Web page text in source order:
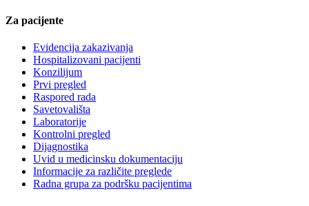
Za pacijente
Evidencija zakazivanja
Hospitalizovani pacijenti
Konzilijum
Prvi pregled
Raspored rada
Savetovališta
Laboratorije
Kontrolni pregled
Dijagnostika
Uvid u medicinsku dokumentaciju
Informacije za različite preglede
Radna grupa za podršku pacijentima